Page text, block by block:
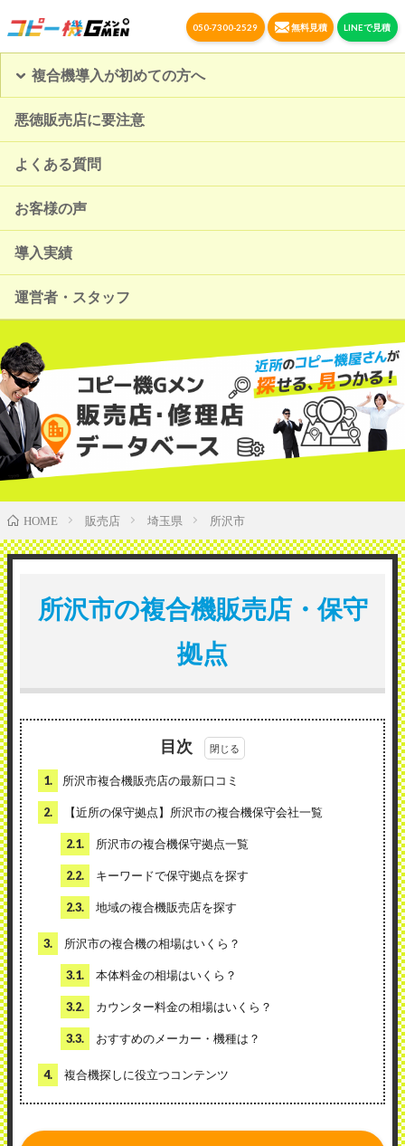
050-7300-2529 無料見積 LINEで見積
複合機導入が初めての方へ
悪徳販売店に要注意
よくある質問
お客様の声
導入実績
運営者・スタッフ
HOME 販売店 埼玉県 所沢市
所沢市の複合機販売店・保守
拠点
目次
1. 所沢市複合機販売店の最新口コミ
2. 【近所の保守拠点】所沢市の複合機保守会社一覧
2.1. 所沢市の複合機保守拠点一覧
2.2. キーワードで保守拠点を探す
2.3. 地域の複合機販売店を探す
3. 所沢市の複合機の相場はいくら？
3.1. 本体料金の相場はいくら？
3.2. カウンター料金の相場はいくら？
3.3. おすすめのメーカー・機種は？
4. 複合機探しに役立つコンテンツ